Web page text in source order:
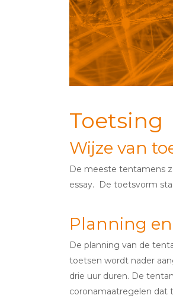
Toetsing
Wijze van
De meeste tentamens
essay. De toetsvorm
Planning
De planning van de
toetsen wordt nader
drie uur duren. De
coronamaatregelen dat